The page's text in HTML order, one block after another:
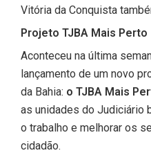
Vitória da Conquista
Projeto TJBA Mais Perto
Aconteceu na última
lançamento de um novo
da Bahia: o TJBA Mais
as unidades do Judiciário
o trabalho e melhorar os
cidadão.